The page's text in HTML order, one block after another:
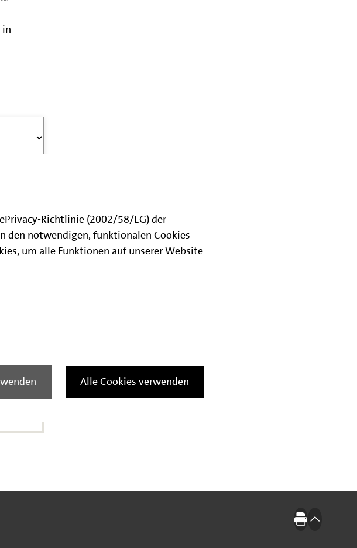
Richtlinie (2002/58/EG) der
den notwendigen, funktionalen Cookies
um alle Funktionen auf unserer Website
Alle Cookies verwenden
in
Druckennach oben